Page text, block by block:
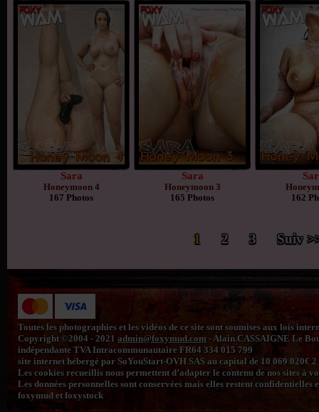
Sara
Honeymoon 4
167 Photos
Sara
Honeymoon 3
165 Photos
162
1 2 3 Suiv
Toutes les photographies et les vidéos de ce site sont soumises aux lois
Copyright ©2004 - 2021 admin@foxymud.com - Alain.CASSAIGNE Le
indépendante TVA Intracommunautaire FR64 334 015 799
site internet hébergé par SoYouStart-OVH SAS au capital de 10 069 020€
Les cookies recueillis nous permettent d’adapter le contenu de nos sites à
Les données personnelles sont conservées mais elles restent
foxymud et foxystock